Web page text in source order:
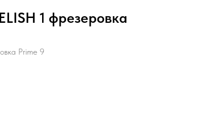
1 фрезеровка
Prime 9